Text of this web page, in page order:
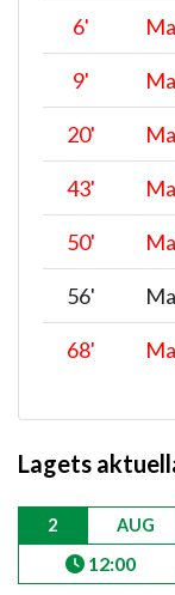
6'
9'
20'
43'
50'
56'
68'
Lagets
2 AUG
12:00